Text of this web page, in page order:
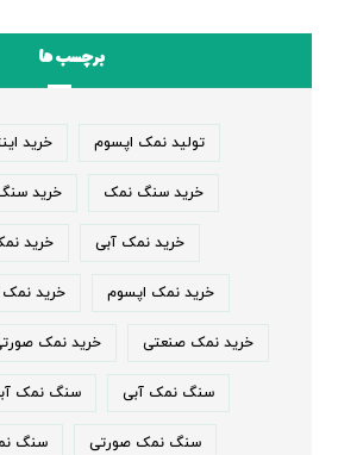
برچسب ها
تولید نمک اپسوم خرید
خرید سنگ نمک خرید
خرید نمک آبی خرید
خرید نمک اپسوم خرید
خرید نمک صنعتی خرید نمک
سنگ نمک آبی سنگ نمک
سنگ نمک صورتی سنگ